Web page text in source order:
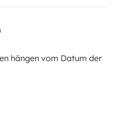
hängen vom Datum der